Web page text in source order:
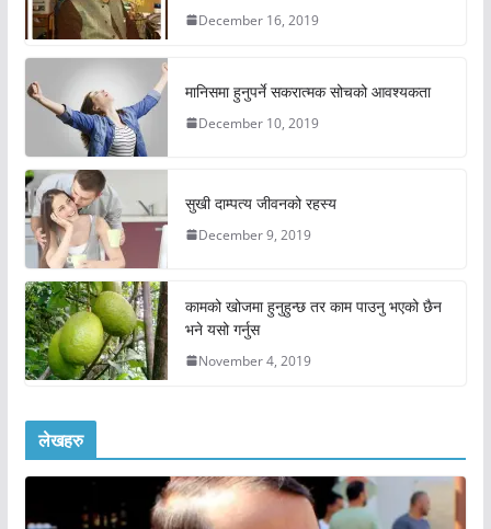
December 16, 2019
मानिसमा हुनुपर्ने सकरात्मक सोचको आवश्यकता
December 10, 2019
सुखी दाम्पत्य जीवनको रहस्य
December 9, 2019
कामको खोजमा हुनुहुन्छ तर काम पाउनु भएको छैन
भने यसो गर्नुस
November 4, 2019
लेखहरु